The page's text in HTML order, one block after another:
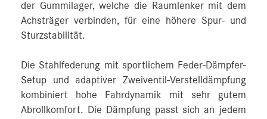
der Gummilager, welche die Raumlenker mit dem
Achsträger verbinden, für eine höhere Spur- und
Sturzstabilität.
Die Stahlfederung mit sportlichem Feder-Dämpfer-
Setup und adaptiver Zweiventil-Verstelldämpfung
kombiniert hohe Fahrdynamik mit sehr gutem
Abrollkomfort. Die Dämpfung passt sich an jedem